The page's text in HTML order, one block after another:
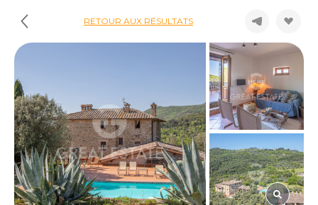
RETOUR AUX RÉSULTATS